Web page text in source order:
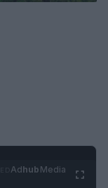
Adhub Media